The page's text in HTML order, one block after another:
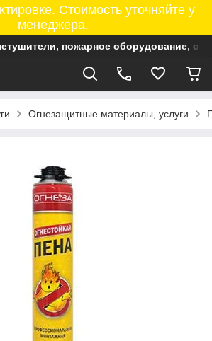
Стоимость уточняйте у
менеджера.
пожарное оборудование,
Огнезащитные материалы, услуги